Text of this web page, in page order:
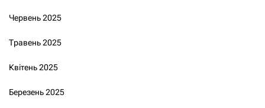
Червень 2025
Травень 2025
Квітень 2025
Березень 2025